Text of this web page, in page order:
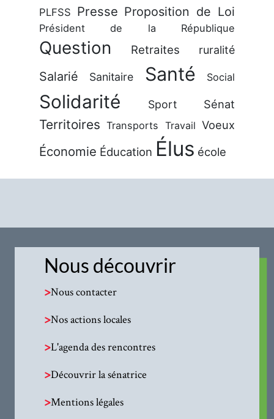
PLFSS Presse Proposition de Loi
Président de la République
Question Retraites ruralité
Salarié Sanitaire Santé Social
Solidarité Sport Sénat
Territoires Transports Travail Voeux
Économie Éducation Élus école
Nous découvrir
>Nous contacter
>Nos actions locales
>L'agenda des rencontres
>Découvrir la sénatrice
>Mentions légales